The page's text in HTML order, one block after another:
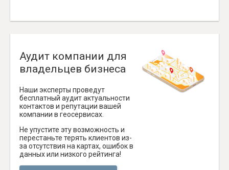
Аудит компании для
владельцев бизнеса
Наши эксперты проведут
бесплатный аудит актуальности
контактов и репутации вашей
компании в геосервисах.
Не упустите эту возможность и
перестаньте терять клиентов из-
за отсутствия на картах, ошибок в
данных или низкого рейтинга!